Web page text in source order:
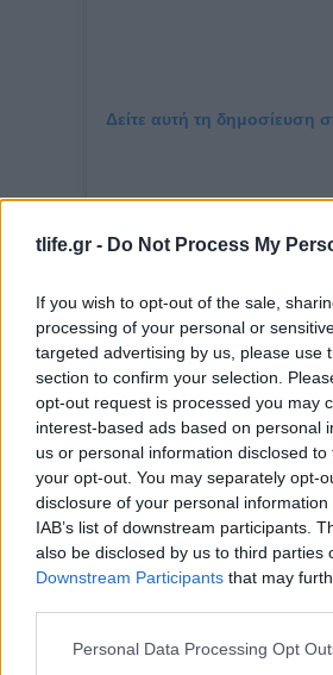
tlife.gr - Do Not Process My
If you wish to opt-out of the sale,
processing of your personal or
targeted advertising by us, please use
section to confirm your selection.
opt-out request is processed you may
interest-based ads based on personal
us or personal information disclosed
your opt-out. You may separately opt-
disclosure of your personal
IAB’s list of downstream participants.
also be disclosed by us to third parties
Downstream Participants that may
Please note that this website/app uses
Personal Data Processing Opt
Δείτε αυτή τη δημοσίευση
Οι ψάθινες πλεκτές
μόνο για την παραλία.
συνοδεύουν φορέματα,
παντελόνια και total white
δίνοντας στο city style μια
ανεπιτήδευτη
Αυτή την εβδομάδα άφησε